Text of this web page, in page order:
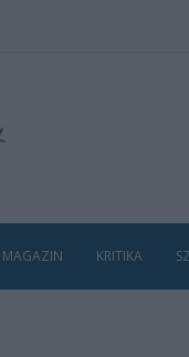
MAGAZIN KRITIKA